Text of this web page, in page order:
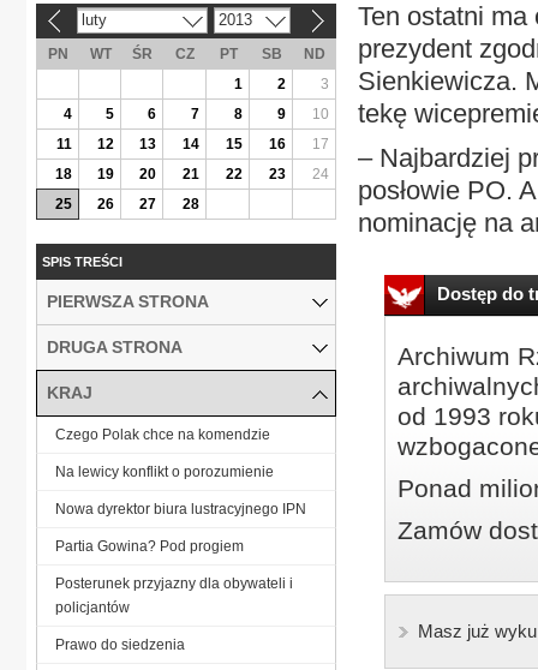
Ten ostatni
prezydent
Sienkiewicza.
tekę
– Najbardziej
posłowie PO.
nominację na
Dostęp do
Archiwum
od 1993
Ponad
Zamów
Masz już
luty 2013
PN WT ŚR CZ PT SB
ND
1
2
3
4
5 6 7 8 9
10
11
12 13 14 15 16
17
18
19 20 21 22 23
24
25
26 27 28
SPIS TREŚCI
PIERWSZA STRONA
DRUGA STRONA
KRAJ
Czego Polak chce na komendzie
Na lewicy konflikt o porozumienie
Nowa dyrektor biura lustracyjnego IPN
Partia Gowina? Pod progiem
Posterunek przyjazny dla obywateli i
policjantów
Prawo do siedzenia